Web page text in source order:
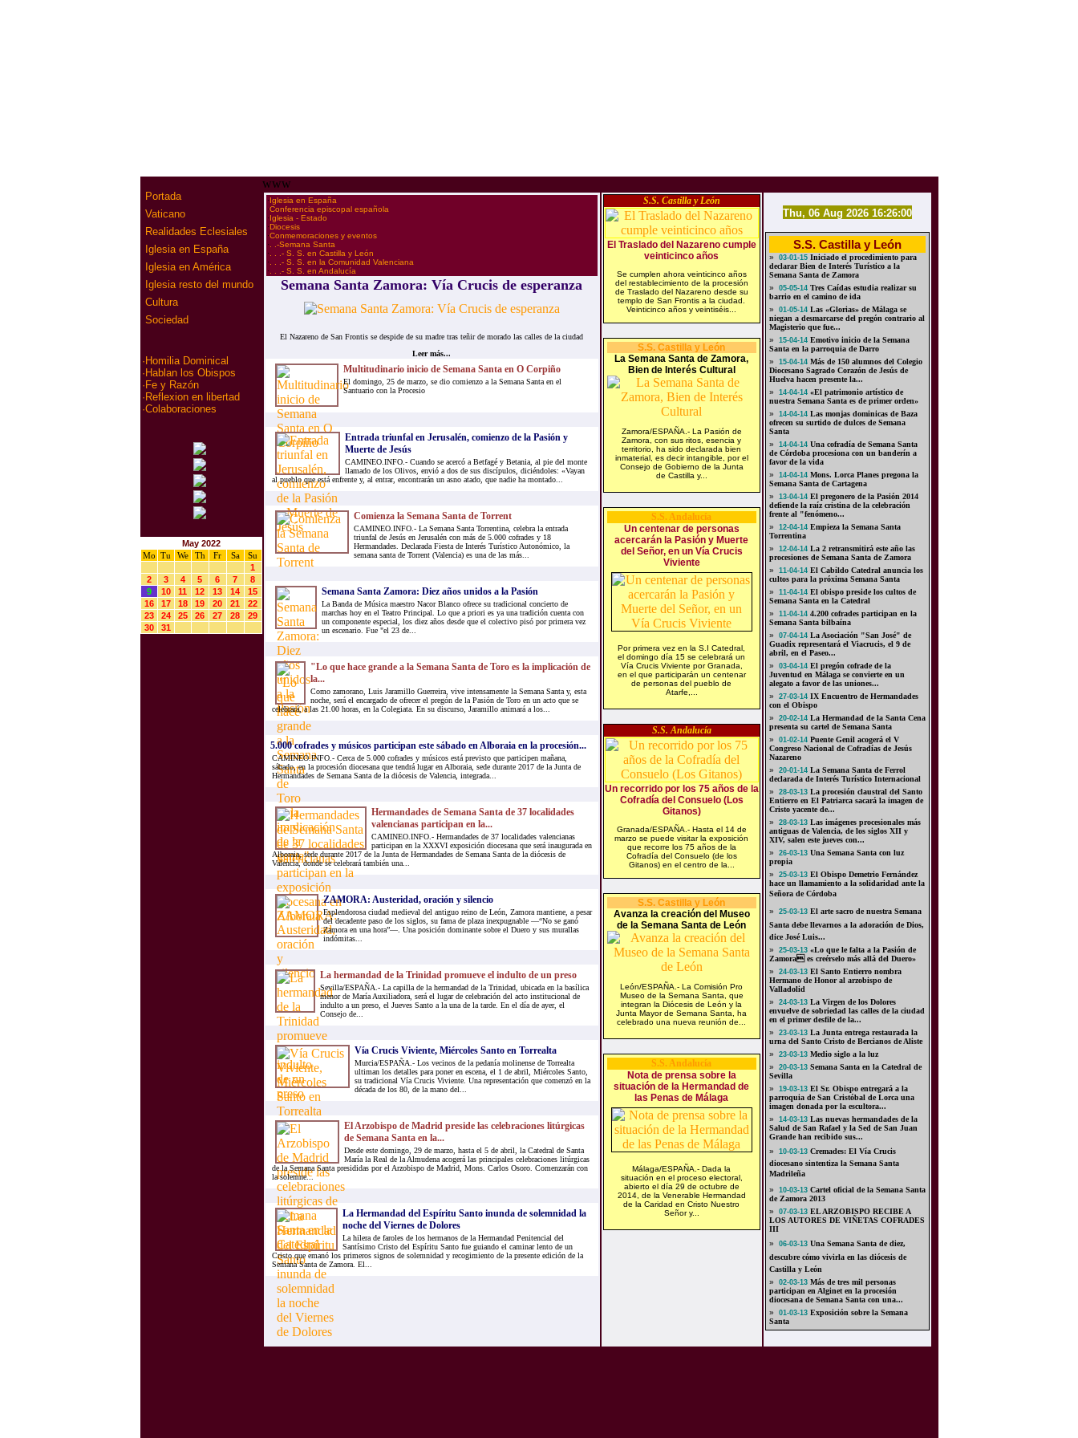
Portada
Vaticano
Realidades Eclesiales
Iglesia en España
Iglesia en América
Iglesia resto del mundo
Cultura
Sociedad
· Homilia Dominical
· Hablan los Obispos
· Fe y Razón
· Reflexion en libertad
·Colaboraciones
May 2022
Mo Tu We Th Fr Sa
Su
1
2
3 4 5 6 7
8
9
10 11 12 13 14
15
16
17 18 19 20 21
22
23
24 25 26 27 28
29
30
31
www
·Iglesia en España
·Conferencia episcopal española
·Iglesia - Estado
·Diocesis
·Conmemoraciones y eventos
· . .-Semana Santa
· . . .- S. S. en Castilla y León
· . . .- S. S. en la Comunidad Valenciana
· . . .- S. S. en Andalucía
Semana Santa Zamora: Vía Crucis de esperanza
El Nazareno de San Frontis se despide de su madre tras teñir de morado las calles de la ciudad
Leer más...
Multitudinario inicio de Semana Santa en O Corpiño
El domingo, 25 de marzo, se dio comienzo a la Semana Santa en el
Santuario con la Procesio
Entrada triunfal en Jerusalén, comienzo de la Pasión y
Muerte de Jesús
CAMINEO.INFO.- Cuando se acercó a Betfagé y Betania, al pie del monte
llamado de los Olivos, envió a dos de sus discípulos, diciéndoles: «Vayan
al pueblo que está enfrente y, al entrar, encontrarán un asno atado, que nadie ha montado...
Comienza la Semana Santa de Torrent
CAMINEO.INFO.- La Semana Santa Torrentina, celebra la entrada
triunfal de Jesús en Jerusalén con más de 5.000 cofrades y 18
Hermandades. Declarada Fiesta de Interés Turístico Autonómico, la
semana santa de Torrent (Valencia) es una de las más...
Semana Santa Zamora: Diez años unidos a la Pasión
La Banda de Música maestro Nacor Blanco ofrece su tradicional concierto de
marchas hoy en el Teatro Principal. Lo que a priori es ya una tradición cuenta con
un componente especial, los diez años desde que el colectivo pisó por primera vez
un escenario. Fue "el 23 de...
"Lo que hace grande a la Semana Santa de Toro es la implicación de
la...
Como zamorano, Luis Jaramillo Guerreira, vive intensamente la Semana Santa y, esta
noche, será el encargado de ofrecer el pregón de la Pasión de Toro en un acto que se
celebrará, a las 21.00 horas, en la Colegiata. En su discurso, Jaramillo animará a los...
5.000 cofrades y músicos participan este sábado en Alboraia en la procesión...
CAMINEO.INFO.- Cerca de 5.000 cofrades y músicos está previsto que participen mañana,
sábado, en la procesión diocesana que tendrá lugar en Alboraia, sede durante 2017 de la Junta de
Hermandades de Semana Santa de la diócesis de Valencia, integrada...
Hermandades de Semana Santa de 37 localidades
valencianas participan en la...
CAMINEO.INFO.- Hermandades de 37 localidades valencianas
participan en la XXXVI exposición diocesana que será inaugurada en
Alboraia, sede durante 2017 de la Junta de Hermandades de Semana Santa de la diócesis de
Valencia, donde se celebrará también una...
ZAMORA: Austeridad, oración y silencio
Esplendorosa ciudad medieval del antiguo reino de León, Zamora mantiene, a pesar
del decadente paso de los siglos, su fama de plaza inexpugnable —“No se ganó
Zamora en una hora”—. Una posición dominante sobre el Duero y sus murallas
indómitas...
La hermandad de la Trinidad promueve el indulto de un preso
Sevilla/ESPAÑA.- La capilla de la hermandad de la Trinidad, ubicada en la basílica
menor de María Auxiliadora, será el lugar de celebración del acto institucional de
indulto a un preso, el Jueves Santo a la una de la tarde. En el día de ayer, el
Consejo de...
Vía Crucis Viviente, Miércoles Santo en Torrealta
Murcia/ESPAÑA.- Los vecinos de la pedanía molinense de Torrealta
ultiman los detalles para poner en escena, el 1 de abril, Miércoles Santo,
su tradicional Vía Crucis Viviente. Una representación que comenzó en la
década de los 80, de la mano del...
El Arzobispo de Madrid preside las celebraciones litúrgicas
de Semana Santa en la...
Desde este domingo, 29 de marzo, hasta el 5 de abril, la Catedral de Santa
María la Real de la Almudena acogerá las principales celebraciones litúrgicas
de la Semana Santa presididas por el Arzobispo de Madrid, Mons. Carlos Osoro. Comenzarán con
la solemne...
La Hermandad del Espíritu Santo inunda de solemnidad la
noche del Viernes de Dolores
La hilera de faroles de los hermanos de la Hermandad Penitencial del
Santísimo Cristo del Espíritu Santo fue guiando el caminar lento de un
Cristo que emanó los primeros signos de solemnidad y recogimiento de la presente edición de la
Semana Santa de Zamora. El...
S.S. Castilla y León
El Traslado del Nazareno cumple
veinticinco años
Se cumplen ahora veinticinco años
del restablecimiento de la procesión
de Traslado del Nazareno desde su
templo de San Frontis a la ciudad.
Veinticinco años y veintiséis...
S.S. Castilla y León
La Semana Santa de Zamora,
Bien de Interés Cultural
Zamora/ESPAÑA.- La Pasión de
Zamora, con sus ritos, esencia y
territorio, ha sido declarada bien
inmaterial, es decir intangible, por el
Consejo de Gobierno de la Junta
de Castilla y...
S.S. Andalucía
Un centenar de personas
acercarán la Pasión y Muerte
del Señor, en un Vía Crucis
Viviente
Por primera vez en la S.I Catedral,
el domingo día 15 se celebrará un
Vía Crucis Viviente por Granada,
en el que participarán un centenar
de personas del pueblo de
Atarfe,...
S.S. Andalucía
Un recorrido por los 75 años de la
Cofradía del Consuelo (Los
Gitanos)
Granada/ESPAÑA.- Hasta el 14 de
marzo se puede visitar la exposición
que recorre los 75 años de la
Cofradía del Consuelo (de los
Gitanos) en el centro de la...
S.S. Castilla y León
Avanza la creación del Museo
de la Semana Santa de León
León/ESPAÑA.- La Comisión Pro
Museo de la Semana Santa, que
integran la Diócesis de León y la
Junta Mayor de Semana Santa, ha
celebrado una nueva reunión de...
S.S. Andalucía
Nota de prensa sobre la
situación de la Hermandad de
las Penas de Málaga
Málaga/ESPAÑA.- Dada la
situación en el proceso electoral,
abierto el día 29 de octubre de
2014, de la Venerable Hermandad
de la Caridad en Cristo Nuestro
Señor y...
Thu, 06 Aug 2026 16:26:00
S.S. Castilla y León
» 03-01-15Iniciado el procedimiento para
declarar Bien de Interés Turístico a la
Semana Santa de Zamora
»
05-05-14Tres Caídas estudia realizar su
barrio en el camino de ida
»
01-05-14Las «Glorias» de Málaga se
niegan a desmarcarse del pregón contrario al
Magisterio que fue...
»
15-04-14Emotivo inicio de la Semana
Santa en la parroquia de Darro
»
15-04-14Más de 150 alumnos del Colegio
Diocesano Sagrado Corazón de Jesús de
Huelva hacen presente la...
»
14-04-14«El patrimonio artístico de
nuestra Semana Santa es de primer orden»
»
14-04-14Las monjas dominicas de Baza
ofrecen su surtido de dulces de Semana
Santa
»
14-04-14Una cofradía de Semana Santa
de Córdoba procesiona con un banderín a
favor de la vida
»
14-04-14Mons. Lorca Planes pregona la
Semana Santa de Cartagena
»
13-04-14El pregonero de la Pasión 2014
defiende la raíz cristina de la celebración
frente al "fenómeno...
»
12-04-14Empieza la Semana Santa
Torrentina
»
12-04-14La 2 retransmitirá este año las
procesiones de Semana Santa de Zamora
»
11-04-14El Cabildo Catedral anuncia los
cultos para la próxima Semana Santa
»
11-04-14El obispo preside los cultos de
Semana Santa en la Catedral
»
11-04-144.200 cofrades participan en la
Semana Santa bilbaína
»
07-04-14La Asociación "San José" de
Guadix representará el Viacrucis, el 9 de
abril, en el Paseo...
»
03-04-14El pregón cofrade de la
Juventud en Málaga se convierte en un
alegato a favor de las uniones...
»
27-03-14IX Encuentro de Hermandades
con el Obispo
»
20-02-14La Hermandad de la Santa Cena
presenta su cartel de Semana Santa
»
01-02-14Puente Genil acogerá el V
Congreso Nacional de Cofradías de Jesús
Nazareno
»
20-01-14La Semana Santa de Ferrol
declarada de Interés Turístico Internacional
»
28-03-13La procesión claustral del Santo
Entierro en El Patriarca sacará la imagen de
Cristo yacente de...
»
28-03-13Las imágenes procesionales más
antiguas de Valencia, de los siglos XII y
XIV, salen este jueves con...
»
26-03-13Una Semana Santa con luz
propia
»
25-03-13El Obispo Demetrio Fernández
hace un llamamiento a la solidaridad ante la
Señora de Córdoba
»
25-03-13El arte sacro de nuestra Semana
Santa debe llevarnos a la adoración de Dios,
dice José Luis...
»
25-03-13«Lo que le falta a la Pasión de
Zamora es creérselo más allá del Duero»
»
24-03-13El Santo Entierro nombra
Hermano de Honor al arzobispo de
Valladolid
»
24-03-13La Virgen de los Dolores
envuelve de sobriedad las calles de la ciudad
en el primer desfile de la...
»
23-03-13La Junta entrega restaurada la
urna del Santo Cristo de Bercianos de Aliste
»
23-03-13Medio siglo a la luz
»
20-03-13Semana Santa en la Catedral de
Sevilla
»
19-03-13El Sr. Obispo entregará a la
parroquia de San Cristóbal de Lorca una
imagen donada por la escultora...
»
14-03-13Las nuevas hermandades de la
Salud de San Rafael y la Sed de San Juan
Grande han recibido sus...
»
10-03-13Cremades: El Vía Crucis
diocesano sintentiza la Semana Santa
Madrileña
»
10-03-13Cartel oficial de la Semana Santa
de Zamora 2013
»
07-03-13EL ARZOBISPO RECIBE A
LOS AUTORES DE VIÑETAS COFRADES
III
»
06-03-13Una Semana Santa de diez,
descubre cómo vivirla en las diócesis de
Castilla y León
»
02-03-13Más de tres mil personas
participan en Alginet en la procesión
diocesana de Semana Santa con una...
»
01-03-13Exposición sobre la Semana
Santa